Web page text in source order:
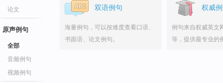
论文
原声例句
全部
音频例句
视频例句
双语例句
海量例句，可以按难度查看口语、
书面语、论文例句。
权威
例句来自权威英文
等，提供最专业的